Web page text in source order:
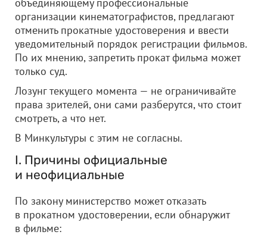
организации кинематографистов, предлагают
отменить прокатные удостоверения и ввести
уведомительный порядок регистрации фильмов.
По их мнению, запретить прокат фильма может
только суд.
Лозунг текущего момента — не ограничивайте
права зрителей, они сами разберутся, что стоит
смотреть, а что нет.
В Минкультуры с этим не согласны.
I. Причины официальные
и неофициальные
По закону министерство может отказать
в прокатном удостоверении, если обнаружит
в фильме: